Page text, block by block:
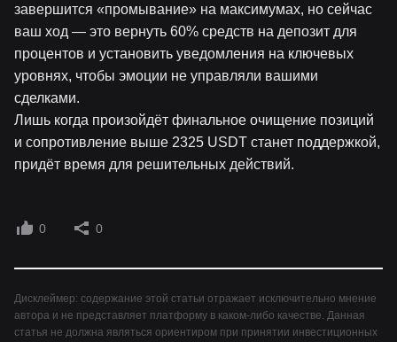
завершится «промывание» на максимумах, но сейчас
ваш ход — это вернуть 60% средств на депозит для
процентов и установить уведомления на ключевых
уровнях, чтобы эмоции не управляли вашими
сделками.
Лишь когда произойдёт финальное очищение позиций
и сопротивление выше 2325 USDT станет поддержкой,
придёт время для решительных действий.
0 0
Дисклеймер: содержание этой статьи отражает исключительно мнение
автора и не представляет платформу в каком-либо качестве. Данная
статья не должна являться ориентиром при принятии инвестиционных